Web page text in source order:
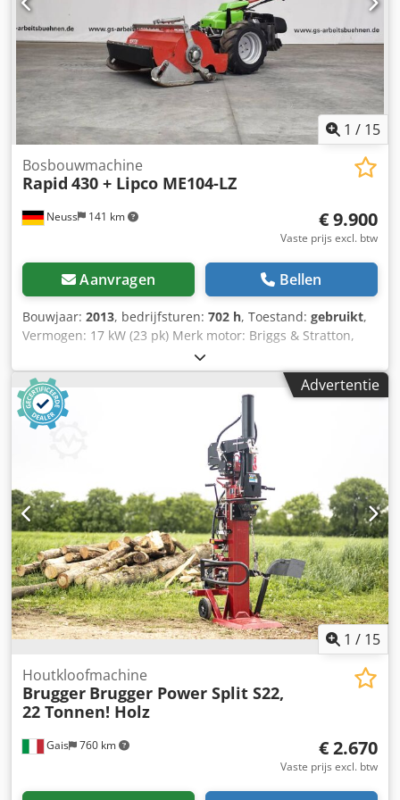
1 / 15
Neuss 141 km
Bosbouwmachine
Rapid 430 + Lipco ME104-LZ
€ 9.900
Vaste prijs excl. btw
Aanvragen Bellen
Bouwjaar: 2013, bedrijfsturen: 702 h, Toestand: gebruikt,
Vermogen: 17 kW (23 pk) Merk motor: Briggs & Stratton,
Vanguard Algemene staat: goed Technische staat: goed
Optische staat: goed Neem contact op met Christian
Theißen voor meer informatie. Fabrikant: Rapid Type: 430
Bouwjaar: 2013 Producttype: Gebruikt Gegevens: Totale
afmetingen LxBxH: 2046 x 1190 x 1200 mm Aandrijving:
Benzine, 17 kW / 23 pk Motor: Briggs & Stratton, Vanguard
Urenstand: 702,5 Gewicht: 410 kg Bijzonderheden: Briggs
& Stratton 2-cilinder viertakt benzinemotor met 23 pk,
transmissie: traploze hydrostatische aandrijving met
enkelplaats droge koppeling, stuurboom: zonder
gereedschap in hoogte verstelbaar, besturing: stuurrem,
banden: 23x8,50 - 12AS, brandstof: benzine, gewicht: ca.
215 kg, extra hydraulische bediening, bouwjaar: 2014 /
Lipco mulchmachine (sikkelmaaier), type: ME 104-LZ,
gewicht: 170 kg, bouwjaar: 2014, werkbreedte 1 m. Prijs op
aanvraag Chedpfx Afoxgti Aj Rea Locatie: 41468 Neuss:
Advertentie
1 / 15
Gais 760 km
Houtkloofmachine
Brugger Brugger Power Split S22,
22 Tonnen! Holz
€ 2.670
Vaste prijs excl. btw